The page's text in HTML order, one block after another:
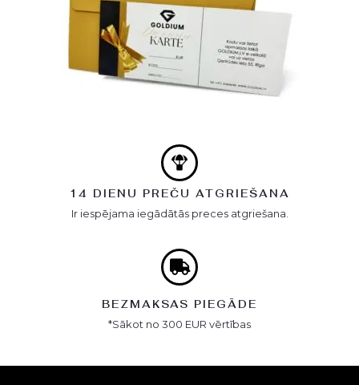
14 DIENU PREČU ATGRIEŠANA
Ir iespējama iegādātās preces atgriešana.
BEZMAKSAS PIEGĀDE
*Sākot no 300 EUR vērtības